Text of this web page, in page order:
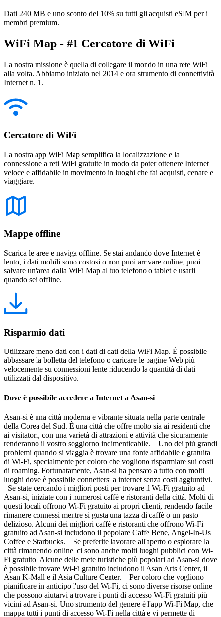
Dati 240 MB e uno sconto del 10% su tutti gli acquisti eSIM per i
membri premium.
WiFi Map - #1 Cercatore di WiFi
La nostra missione è quella di collegare il mondo in una rete WiFi
alla volta. Abbiamo iniziato nel 2014 e ora strumento di connettività
Internet n. 1.
Cercatore di WiFi
La nostra app WiFi Map semplifica la localizzazione e la
connessione a reti WiFi gratuite in modo da poter ottenere Internet
veloce e affidabile in movimento in luoghi che fai acquisti, cenare e
viaggiare.
Mappe offline
Scarica le aree e naviga offline. Se stai andando dove Internet è
lento, i dati mobili sono costosi o non puoi arrivare online, puoi
salvare un'area dalla WiFi Map al tuo telefono o tablet e usarli
quando sei offline.
Risparmio dati
Utilizzare meno dati con i dati di dati della WiFi Map. È possibile
abbassare la bolletta del telefono o caricare le pagine Web più
velocemente su connessioni lente riducendo la quantità di dati
utilizzati dal dispositivo.
Dove è possibile accedere a Internet a Asan-si
Asan-si è una città moderna e vibrante situata nella parte centrale
della Corea del Sud. È una città che offre molto sia ai residenti che
ai visitatori, con una varietà di attrazioni e attività che sicuramente
renderanno il vostro soggiorno indimenticabile. Uno dei più grandi
problemi quando si viaggia è trovare una fonte affidabile e gratuita
di Wi-Fi, specialmente per coloro che vogliono risparmiare sui costi
di roaming. Fortunatamente, Asan-si ha pensato a tutto con molti
luoghi dove è possibile connettersi a internet senza costi aggiuntivi.
Se state cercando i migliori posti per trovare il Wi-Fi gratuito ad
Asan-si, iniziate con i numerosi caffè e ristoranti della città. Molti di
questi locali offrono Wi-Fi gratuito ai propri clienti, rendendo facile
rimanere connessi mentre si gusta una tazza di caffè o un pasto
delizioso. Alcuni dei migliori caffè e ristoranti che offrono Wi-Fi
gratuito ad Asan-si includono il popolare Caffe Bene, Angel-In-Us
Coffee e Starbucks. Se preferite lavorare all'aperto o esplorare la
città rimanendo online, ci sono anche molti luoghi pubblici con Wi-
Fi gratuito. Alcune delle mete turistiche più popolari ad Asan-si dove
è possibile trovare Wi-Fi gratuito includono il Asan Arts Center, il
Asan K-Mall e il Asia Culture Center. Per coloro che vogliono
pianificare in anticipo l'uso del Wi-Fi, ci sono diverse risorse online
che possono aiutarvi a trovare i punti di accesso Wi-Fi gratuiti più
vicini ad Asan-si. Uno strumento del genere è l'app Wi-Fi Map, che
mappa tutti i punti di accesso Wi-Fi nella città e vi permette di